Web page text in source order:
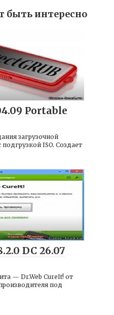
интересно
Portable
загрузочной
ISO. Создает
DC 26.07
— Dr.Web CureIt! от
под